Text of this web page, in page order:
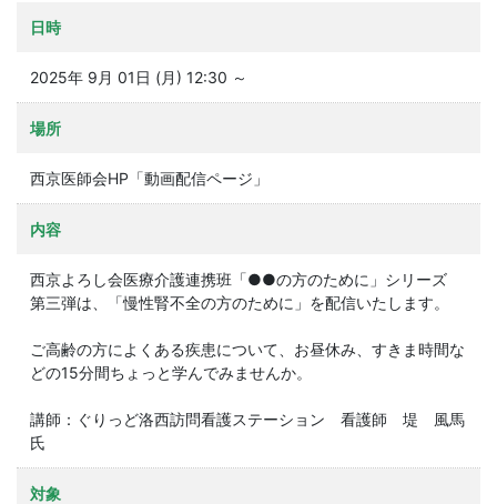
日時
2025年 9月 01日 (月) 12:30 ～
場所
西京医師会HP「動画配信ページ」
内容
西京よろし会医療介護連携班「●●の方のために」シリーズ
第三弾は、「慢性腎不全の方のために」を配信いたします。
ご高齢の方によくある疾患について、お昼休み、すきま時間な
どの15分間ちょっと学んでみませんか。
講師：ぐりっど洛西訪問看護ステーション 看護師 堤 風馬
氏
対象